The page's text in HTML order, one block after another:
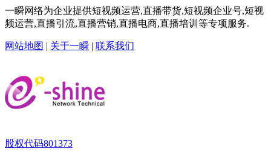
一瞬网络为企业提供短视频运营,直播带货,短视频企业号,短视
频运营,直播引流,直播营销,直播电商,直播培训等专项服务.
网站地图 | 关于一瞬 | 联系我们
股权代码801373